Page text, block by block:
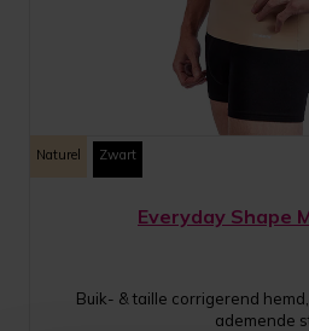
Naturel Zwart
Everyday Shape
Buik- & taille corrigerend
ademende